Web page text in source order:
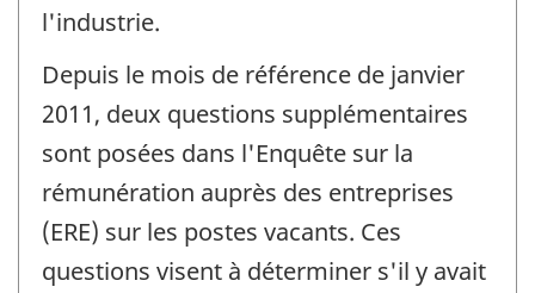
l'industrie.
Depuis le mois de référence de janvier
2011, deux questions supplémentaires
sont posées dans l'Enquête sur la
rémunération auprès des entreprises
(ERE) sur les postes vacants. Ces
questions visent à déterminer s'il y avait